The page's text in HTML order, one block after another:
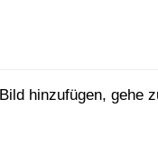
hinzufügen, gehe